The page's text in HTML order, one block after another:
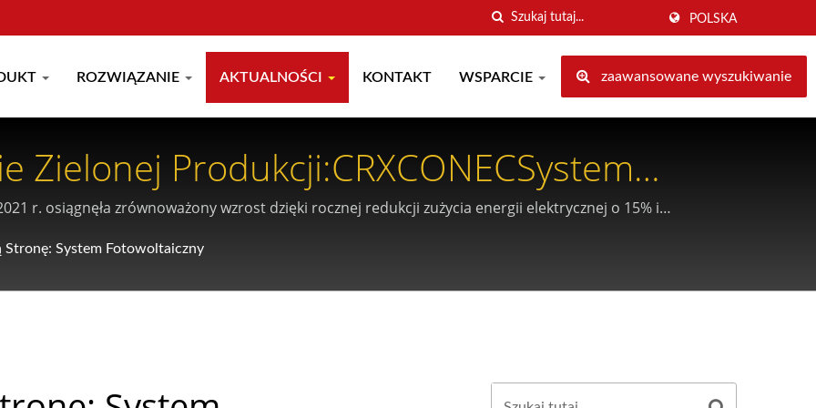
POLSKA
ROZWIĄZANIE AKTUALNOŚCI KONTAKT WSPARCIE zaawansowane wyszukiwanie
Zielonej Produkcji:CRXCONECSystem
r. osiągnęła zrównoważony wzrost dzięki rocznej redukcji zużycia energii elektrycznej o 15% i
Stronę: System Fotowoltaiczny